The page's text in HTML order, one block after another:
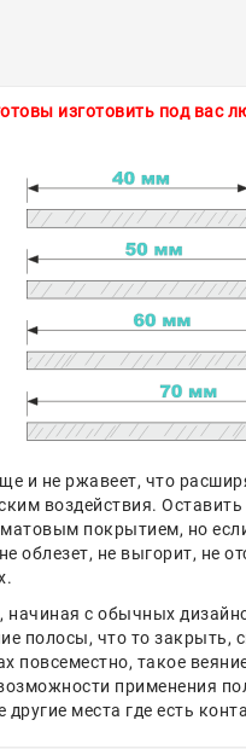
изготовить под вас
и не ржавеет, что
воздействия.
покрытием, но
не выгорит, не
с обычных
полосы, что то
повсеместно, такое
применения
места где есть